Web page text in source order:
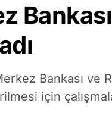
Bankası ve
için